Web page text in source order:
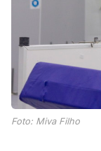
Foto: Miva Filho